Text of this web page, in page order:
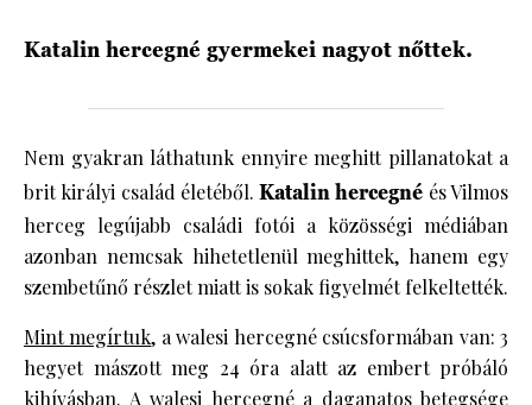
Katalin hercegné gyermekei nagyot nőttek.
Nem gyakran láthatunk ennyire meghitt pillanatokat a
brit királyi család életéből.Katalin hercegné és Vilmos
herceg legújabb családi fotói a közösségi médiában
azonban nemcsak hihetetlenül meghittek, hanem egy
szembetűnő részlet miatt is sokak figyelmét felkeltették.
Mint megírtuk, a walesi hercegné csúcsformában van: 3
hegyet mászott meg 24 óra alatt az embert próbáló
kihívásban. A walesi hercegné a daganatos betegsége